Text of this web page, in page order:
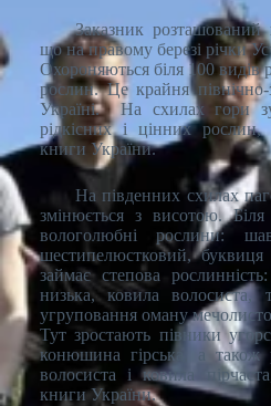
Заказник розташований
що на правому березі річки
Охороняються біля 100 видів
рослин. Це крайня північно-
Україні. На схилах гори
рідкісних і цінних
книги України.
На південних схилах
змінюється з висотою.
вологолюбні рослини:
шестипелюстковий, буквиця
займає степова
низька, ковила волосиста,
угруповання оману
Тут зростають півники
конюшина гірська, а також
волосиста і ковила
книги України.